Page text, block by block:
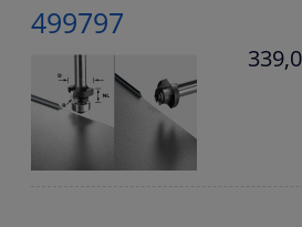
499797